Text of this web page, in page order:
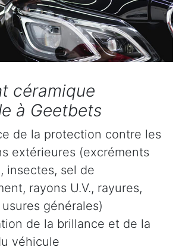
céramique
à Geetbets
de la protection contre les
extérieures (excréments
insectes, sel de
rayons U.V., rayures,
générales)
de la brillance et de la
véhicule